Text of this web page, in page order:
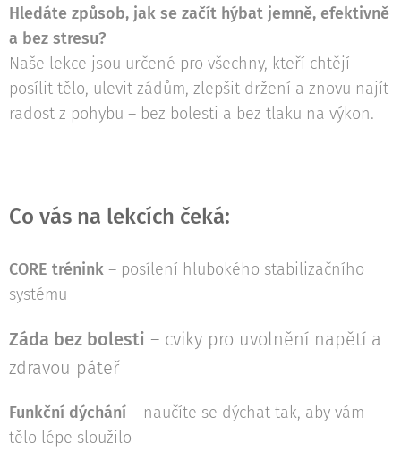
Hledáte způsob, jak se začít hýbat jemně, efektivně
a bez stresu?
Naše lekce jsou určené pro všechny, kteří chtějí
posílit tělo, ulevit zádům, zlepšit držení a znovu najít
radost z pohybu – bez bolesti a bez tlaku na výkon.
Co vás na lekcích čeká:
CORE trénink – posílení hlubokého stabilizačního
systému
Záda bez bolesti – cviky pro uvolnění napětí a
zdravou páteř
Funkční dýchání – naučíte se dýchat tak, aby vám
tělo lépe sloužilo